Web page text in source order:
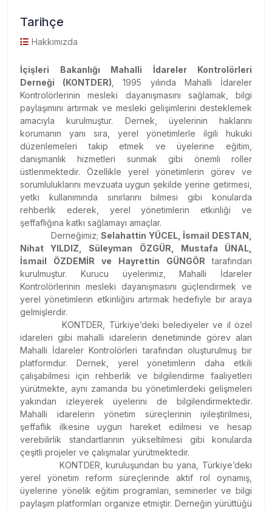
Tarihçe
Hakkımızda
İçişleri Bakanlığı Mahalli İdareler Kontrolörleri
Derneği (KONTDER) , 1995 yılında Mahalli İdareler
Kontrolörlerinin mesleki dayanışmasını sağlamak, bilgi
paylaşımını artırmak ve mesleki gelişimlerini desteklemek
amacıyla kurulmuştur. Dernek, üyelerinin haklarını
korumanın yanı sıra, yerel yönetimlerle ilgili hukuki
düzenlemeleri takip etmek ve üyelerine eğitim,
danışmanlık hizmetleri sunmak gibi önemli roller
üstlenmektedir. Özellikle yerel yönetimlerin görev ve
sorumluluklarını mevzuata uygun şekilde yerine getirmesi,
yetki kullanımında sınırlarını bilmesi gibi konularda
rehberlik ederek, yerel yönetimlerin etkinliği ve
şeffaflığına katkı sağlamayı amaçlar.
Derneğimiz;Selahattin YÜCEL, İsmail DESTAN,
Nihat YILDIZ, Süleyman ÖZGÜR, Mustafa ÜNAL,
İsmail ÖZDEMİR ve Hayrettin GÜNGÖRtarafından
kurulmuştur. Kurucu üyelerimiz, Mahalli İdareler
Kontrolörlerinin mesleki dayanışmasını güçlendirmek ve
yerel yönetimlerin etkinliğini artırmak hedefiyle bir araya
gelmişlerdir.
KONTDER, Türkiye’deki belediyeler ve il özel
idareleri gibi mahalli idarelerin denetiminde görev alan
Mahalli İdareler Kontrolörleri tarafından oluşturulmuş bir
platformdur. Dernek, yerel yönetimlerin daha etkili
çalışabilmesi için rehberlik ve bilgilendirme faaliyetleri
yürütmekte, aynı zamanda bu yönetimlerdeki gelişmeleri
yakından izleyerek üyelerini de bilgilendirmektedir.
Mahalli idarelerin yönetim süreçlerinin iyileştirilmesi,
şeffaflık ilkesine uygun hareket edilmesi ve hesap
verebilirlik standartlarının yükseltilmesi gibi konularda
çeşitli projeler ve çalışmalar yürütmektedir.
KONTDER, kuruluşundan bu yana, Türkiye’deki
yerel yönetim reform süreçlerinde aktif rol oynamış,
üyelerine yönelik eğitim programları, seminerler ve bilgi
paylaşım platformları organize etmiştir. Derneğin yürüttüğü